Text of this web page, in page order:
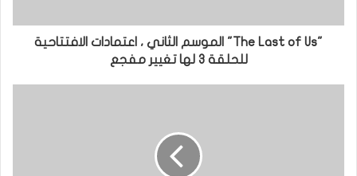
"The Last of Us" الموسم الثاني ، اعتمادات الافتتاحية
للحلقة 3 لها تغيير مفجع